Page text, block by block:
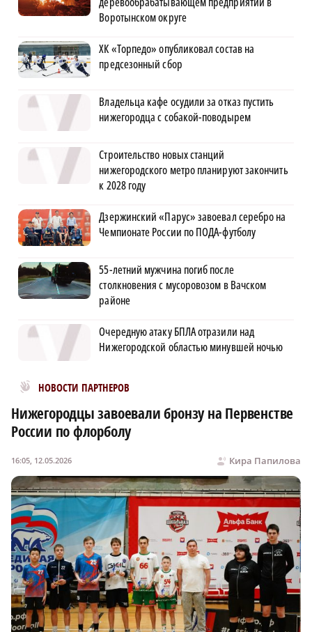
Воротынском округе
ХК «Торпедо» опубликовал состав на
предсезонный сбор
Владельца кафе осудили за отказ пустить
нижегородца с собакой-поводырем
Строительство новых станций
нижегородского метро планируют закончить
к 2028 году
Дзержинский «Парус» завоевал серебро на
Чемпионате России по ПОДА-футболу
55-летний мужчина погиб после
столкновения с мусоровозом в Вачском
районе
Очередную атаку БПЛА отразили над
Нижегородской областью минувшей ночью
НОВОСТИ ПАРТНЕРОВ
Новости МирТесен
Нижегородцы завоевали бронзу на Первенстве
России по флорболу
Кира Папилова
16:05, 12.05.2026